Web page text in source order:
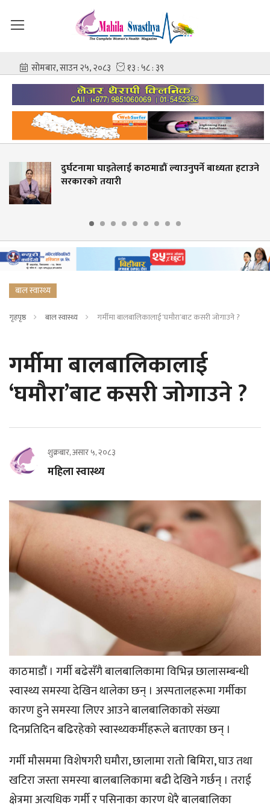
घाइतेलाई काठमाडौं ल्याउनुपर्ने बाध्यता हटाउने
तयारी
बाल स्वास्थ्य
गृहपृष्ठ बाल स्वास्थ्य गर्मीमा बालबालिकालाई ‘घमौरा’बाट कसरी जोगाउने ?
गर्मीमा बालबालिकालाई
‘घमौरा’बाट कसरी जोगाउने ?
शुक्रबार, असार ५, २०८३
महिला स्वास्थ्य
काठमाडौं । गर्मी बढेसँगै बालबालिकामा विभिन्न छालासम्बन्धी
स्वास्थ्य समस्या देखिन थालेका छन् । अस्पतालहरूमा गर्मीका
कारण हुने समस्या लिएर आउने बालबालिकाको संख्या
दिनप्रतिदिन बढिरहेको स्वास्थ्यकर्मीहरूले बताएका छन् ।
गर्मी मौसममा विशेषगरी घमौरा, छालामा रातो बिमिरा, घाउ तथा
खटिरा जस्ता समस्या बालबालिकामा बढी देखिने गर्छन् । तराई
क्षेत्रमा अत्यधिक गर्मी र पसिनाका कारण धेरै बालबालिका